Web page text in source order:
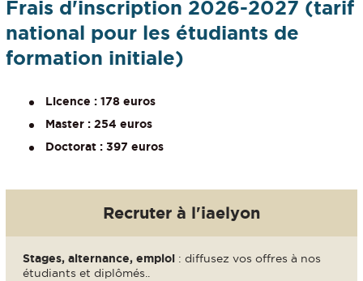
Frais d'inscription 2026-2027 (tarif
national pour les étudiants de
formation initiale)
Licence : 178 euros
Master : 254 euros
Doctorat : 397 euros
Recruter à l'iaelyon
Stages, alternance, emploi : diffusez vos offres à nos
étudiants et diplômés..